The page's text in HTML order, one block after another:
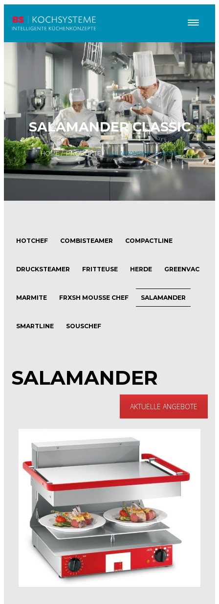
SALAMANDER CLASSIC
HOME/PRODUKTE/SALAMANDER CLASSIC
HOTCHEF COMBISTEAMER COMPACTLINE
DRUCKSTEAMER FRITTEUSE HERDE GREENVAC
MARMITE FRXSH MOUSSE CHEF SALAMANDER
SMARTLINE SOUSCHEF
SALAMANDER
AKTUELLE ANGEBOTE